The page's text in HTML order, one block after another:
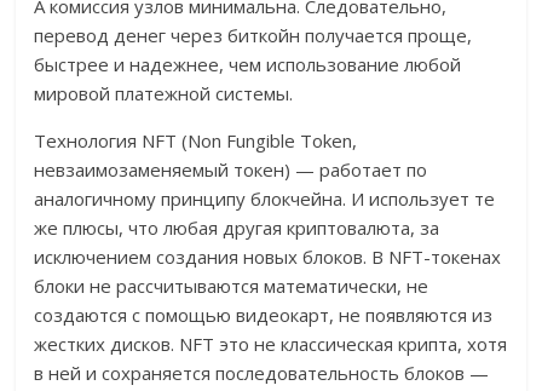
А комиссия узлов минимальна. Следовательно,
перевод денег через биткойн получается проще,
быстрее и надежнее, чем использование любой
мировой платежной системы.
Технология NFT (Non Fungible Token,
невзаимозаменяемый токен) — работает по
аналогичному принципу блокчейна. И использует те
же плюсы, что любая другая криптовалюта, за
исключением создания новых блоков. В NFT-токенах
блоки не рассчитываются математически, не
создаются с помощью видеокарт, не появляются из
жестких дисков. NFT это не классическая крипта, хотя
в ней и сохраняется последовательность блоков —